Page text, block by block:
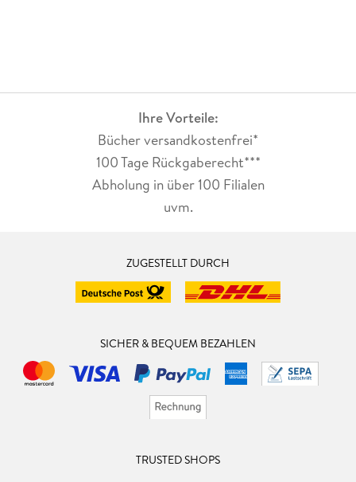
Ihre Vorteile:
Bücher versandkostenfrei*
100 Tage Rückgaberecht***
Abholung in über 100 Filialen
uvm.
ZUGESTELLT DURCH
SICHER & BEQUEM BEZAHLEN
TRUSTED SHOPS